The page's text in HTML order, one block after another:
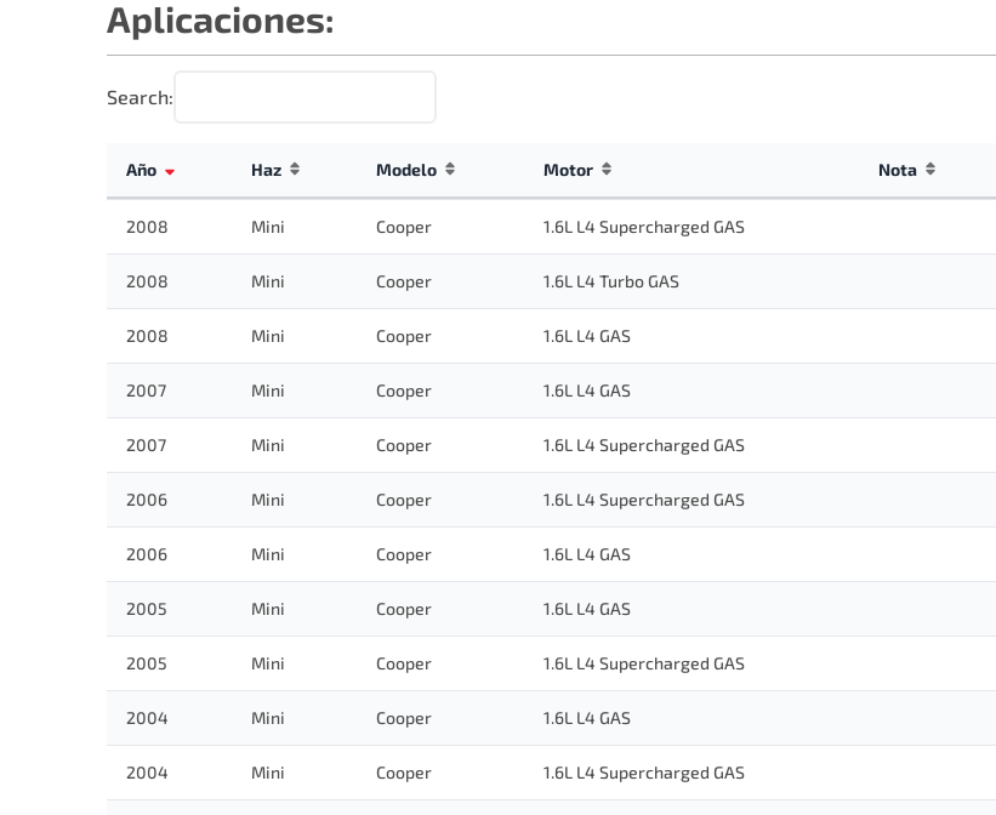
Aplicaciones:
Search:
Año Haz Modelo Motor Nota
2008 Mini Cooper 1.6L L4 Supercharged GAS
2008 Mini Cooper 1.6L L4 Turbo GAS
2008 Mini Cooper 1.6L L4 GAS
2007 Mini Cooper 1.6L L4 GAS
2007 Mini Cooper 1.6L L4 Supercharged GAS
2006 Mini Cooper 1.6L L4 Supercharged GAS
2006 Mini Cooper 1.6L L4 GAS
2005 Mini Cooper 1.6L L4 GAS
2005 Mini Cooper 1.6L L4 Supercharged GAS
2004 Mini Cooper 1.6L L4 GAS
2004 Mini Cooper 1.6L L4 Supercharged GAS